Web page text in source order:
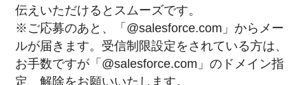
伝えいただけるとスムーズです。
※ご応募のあと、「@salesforce.com」からメー
ルが届きます。受信制限設定をされている方は、
お手数ですが「@salesforce.com」のドメイン指
定 解除をお願いいたします。